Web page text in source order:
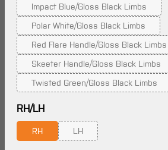
Impact Blue/Gloss Black Limbs
(Diese Option ist
Polar White/Gloss Black Limbs
(Diese Option ist
Red Flare Handle/Gloss Black Limbs
(Diese Option ist
Skeeter Handle/Gloss Black Limbs
(Diese Option ist
Twisted Green/Gloss Black Limbs
(Diese Option ist
RH/LHauswählen
RH LH
(Diese Option ist zurzeit